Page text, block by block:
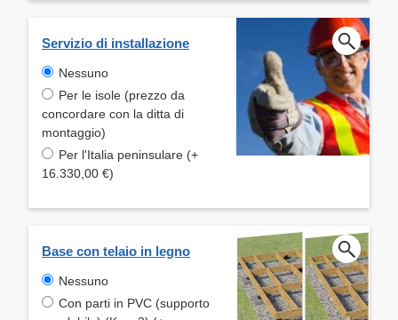
Servizio di installazione
Nessuno
Per le isole (prezzo da
concordare con la ditta di
montaggio)
Per l'Italia peninsulare (+
16.330,00 €)
Base con telaio in legno
Nessuno
Con parti in PVC (supporto